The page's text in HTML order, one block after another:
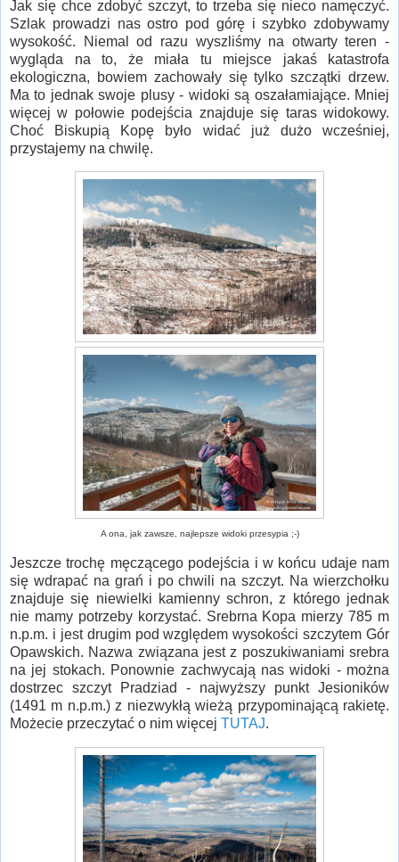
Jak się chce zdobyć szczyt, to trzeba się nieco namęczyć.
Szlak prowadzi nas ostro pod górę i szybko zdobywamy
wysokość. Niemal od razu wyszliśmy na otwarty teren -
wygląda na to, że miała tu miejsce jakaś katastrofa
ekologiczna, bowiem zachowały się tylko szczątki drzew.
Ma to jednak swoje plusy - widoki są oszałamiające. Mniej
więcej w połowie podejścia znajduje się taras widokowy.
Choć Biskupią Kopę było widać już dużo wcześniej,
przystajemy na chwilę.
A ona, jak zawsze, najlepsze widoki przesypia ;-)
Jeszcze trochę męczącego podejścia i w końcu udaje nam
się wdrapać na grań i po chwili na szczyt. Na wierzchołku
znajduje się niewielki kamienny schron, z którego jednak
nie mamy potrzeby korzystać. Srebrna Kopa mierzy 785 m
n.p.m. i jest drugim pod względem wysokości szczytem Gór
Opawskich. Nazwa związana jest z poszukiwaniami srebra
na jej stokach. Ponownie zachwycają nas widoki - można
dostrzec szczyt Pradziad - najwyższy punkt Jesioników
(1491 m n.p.m.) z niezwykłą wieżą przypominającą rakietę.
Możecie przeczytać o nim więcej TUTAJ.